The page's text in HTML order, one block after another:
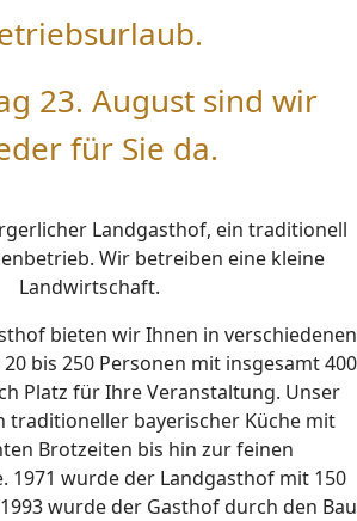
23. August sind wir
für Sie da.
Landgasthof, ein traditionell
Wir betreiben eine kleine
Landwirtschaft.
bieten wir Ihnen in verschiedenen
bis 250 Personen mit insgesamt 400
Platz für Ihre Veranstaltung. Unser
traditioneller bayerischer Küche mit
Brotzeiten bis hin zur feinen
1971 wurde der Landgasthof mit 150
wurde der Gasthof durch den Bau